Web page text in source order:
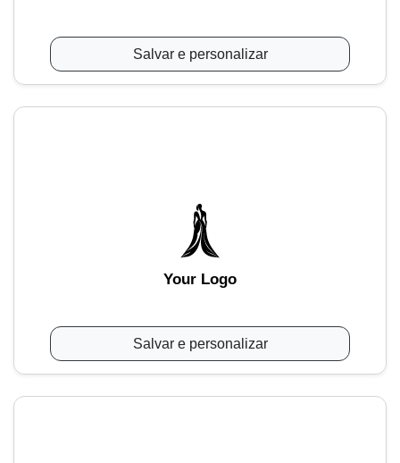
Salvar e personalizar
Your Logo
Salvar e personalizar